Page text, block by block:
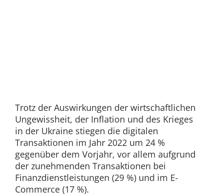
Trotz der Auswirkungen der wirtschaftlichen
Ungewissheit, der Inflation und des Krieges
in der Ukraine stiegen die digitalen
Transaktionen im Jahr 2022 um 24 %
gegenüber dem Vorjahr, vor allem aufgrund
der zunehmenden Transaktionen bei
Finanzdienstleistungen (29 %) und im E-
Commerce (17 %).